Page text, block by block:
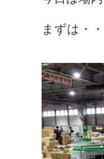
まずは・・